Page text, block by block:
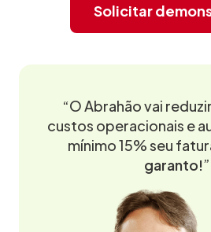
Solicitar
“O Abrahão vai
custos operacionais e
mínimo 15% seu
garanto!”